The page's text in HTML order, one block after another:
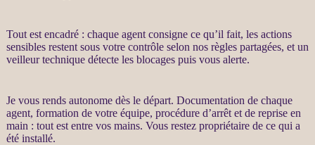
Tout est encadré : chaque agentconsigne ce qu’il fait, les actions
sensibles restent sous votre contrôle selon nos règles partagées, et un
veilleur technique détecte les blocages puis vous alerte.
Je vous rends autonome dès le départ. Documentation de chaque
agent, formation de votre équipe, procédure d’arrêt et de reprise en
main : tout est entre vos mains. Vous restez propriétaire de ce qui a
été installé.